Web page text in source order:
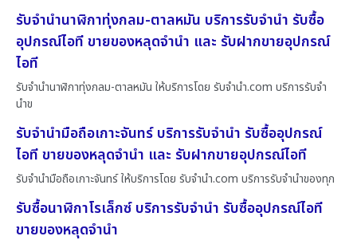
รับจำนำนาฬิกาทุ่งกลม-ตาลหมัน บริการรับจำนำ รับซื้อ
อุปกรณ์ไอที ขายของหลุดจำนำ และ รับฝากขายอุปกรณ์
ไอที
รับจำนำนาฬิกาทุ่งกลม-ตาลหมัน ให้บริการโดย รับจํานํา.com บริการรับจำ
นำข
รับจำนำมือถือเกาะจันทร์ บริการรับจำนำ รับซื้ออุปกรณ์
ไอที ขายของหลุดจำนำ และ รับฝากขายอุปกรณ์ไอที
รับจำนำมือถือเกาะจันทร์ ให้บริการโดย รับจํานํา.com บริการรับจำนำของทุก
รับซื้อนาฬิกาโรเล็กซ์ บริการรับจำนำ รับซื้ออุปกรณ์ไอที
ขายของหลุดจำนำ